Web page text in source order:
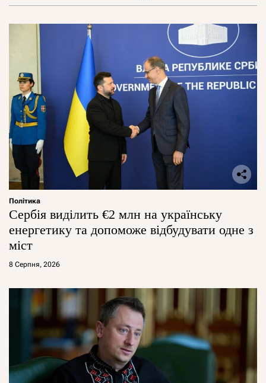
Політика
Сербія виділить €2 млн на українську
енергетику та допоможе відбудувати одне з
міст
8 Серпня, 2026